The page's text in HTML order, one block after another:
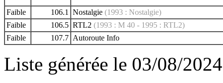
Faible 106.1 Nostalgie (1993 : Nostalgie)
Faible
106.5 RTL2 (1993 : M 40 - 1995 : RTL2)
Faible
107.7 Autoroute Info
Liste générée le 03/08/